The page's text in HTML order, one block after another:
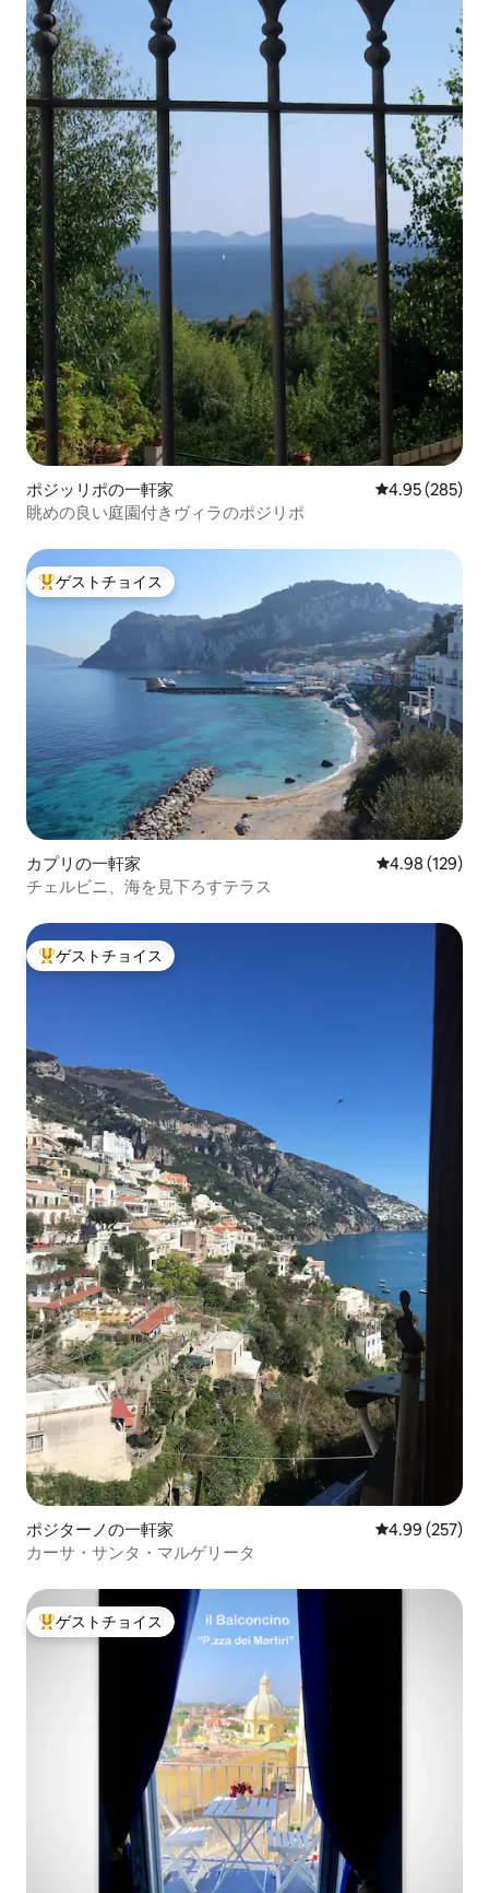
ポジッリポの一軒家 レビュー285
4.95 (285)
眺めの良い庭園付きヴィラのポジリポ
大好評のゲストチョイスです。
ゲストチョイス
カプリの一軒家 レビュー129
4.98 (129)
チェルビニ、海を見下ろすテラス
大好評のゲストチョイスです。
ゲストチョイス
ポジターノの一軒家 レビュー257
4.99 (257)
カーサ・サンタ・マルゲリータ
大好評のゲストチョイスです。
ゲストチョイス